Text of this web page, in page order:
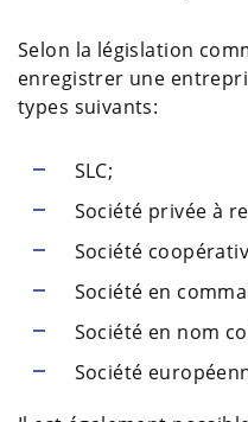
Selon la législation
enregistrer une
types suivants:
SLC;
Société privée à
Société
Société en
Société en nom
Société